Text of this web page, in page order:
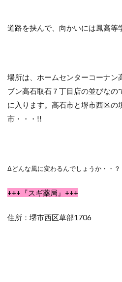
道路を挟んで、向かいには鳳高等
場所は、ホームセンターコーナン
ブン高石取石７丁目店の並びなの
に入ります。高石市と堺市西区の
市・・・!!
Δどんな風に変わるんでしょうか・・？
+++『スギ薬局』+++
住所：堺市西区草部1706